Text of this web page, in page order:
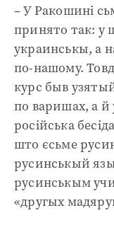
– У Ракошині
принято так: у
украинськы, а
по-нашому.
курс быв
по варишах, а й
російська
што єсьме
русинськый
русинськым
«другых